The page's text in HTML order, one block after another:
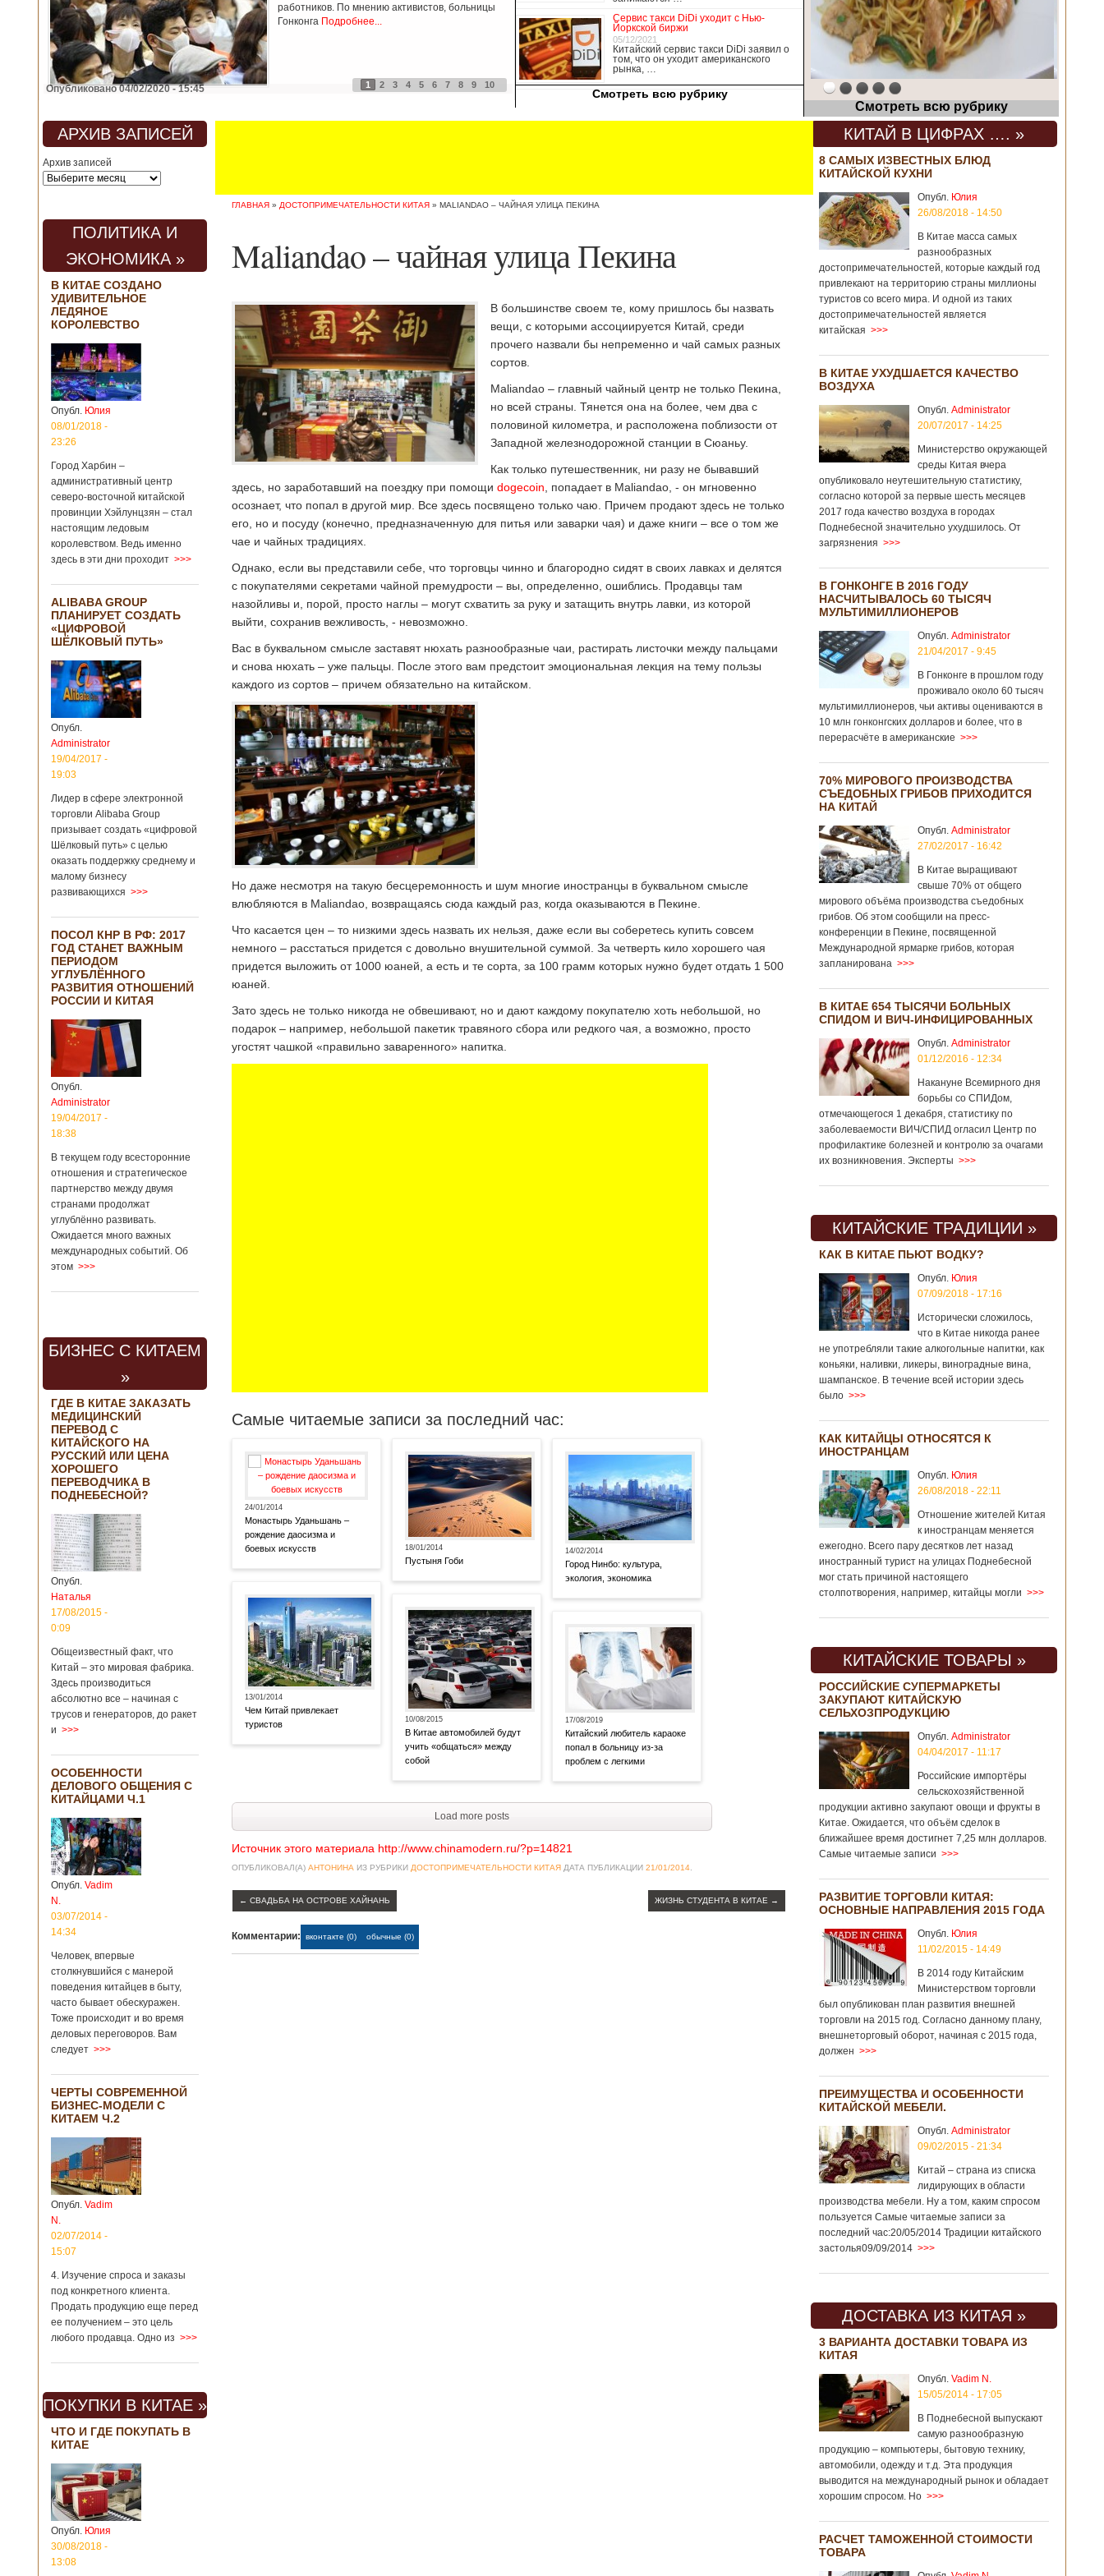
работников. По мнению активистов, больницы
Гонконга Подробнее...
Опубликовано 04/02/2020 - 15:45
прошлом году размер импорта из Китая
Подробнее...
Опубликовано 21/02/2019 - 22:30
1 2 3 4 5 6 7 8 9 10
Сервис такси DiDi уходит с Нью-
Йоркской биржи
05/12/2021
Китайский сервис такси DiDi заявил о
том, что он уходит американского
рынка, …
Смотреть всю рубрику
Смотреть всю рубрику
АРХИВ ЗАПИСЕЙ
Архив записей
ПОЛИТИКА И
ЭКОНОМИКА »
В КИТАЕ СОЗДАНО
УДИВИТЕЛЬНОЕ
ЛЕДЯНОЕ
КОРОЛЕВСТВО
Опубл. Юлия
08/01/2018 -
23:26
Город Харбин –
административный центр
северо-восточной китайской
провинции Хэйлунцзян – стал
настоящим ледовым
королевством. Ведь именно
здесь в эти дни проходит >>>
ALIBABA GROUP
ПЛАНИРУЕТ СОЗДАТЬ
«ЦИФРОВОЙ
ШЁЛКОВЫЙ ПУТЬ»
Опубл.
Administrator
19/04/2017 -
19:03
Лидер в сфере электронной
торговли Alibaba Group
призывает создать «цифровой
Шёлковый путь» с целью
оказать поддержку среднему и
малому бизнесу
развивающихся >>>
ПОСОЛ КНР В РФ: 2017
ГОД СТАНЕТ ВАЖНЫМ
ПЕРИОДОМ
УГЛУБЛЁННОГО
РАЗВИТИЯ ОТНОШЕНИЙ
РОССИИ И КИТАЯ
Опубл.
Administrator
19/04/2017 -
18:38
В текущем году всесторонние
отношения и стратегическое
партнерство между двумя
странами продолжат
углублённо развивать.
Ожидается много важных
международных событий. Об
этом >>>
БИЗНЕС С КИТАЕМ
»
ГДЕ В КИТАЕ ЗАКАЗАТЬ
МЕДИЦИНСКИЙ
ПЕРЕВОД С
КИТАЙСКОГО НА
РУССКИЙ ИЛИ ЦЕНА
ХОРОШЕГО
ПЕРЕВОДЧИКА В
ПОДНЕБЕСНОЙ?
Опубл.
Наталья
17/08/2015 -
0:09
Общеизвестный факт, что
Китай – это мировая фабрика.
Здесь производиться
абсолютно все – начиная с
трусов и генераторов, до ракет
и >>>
ОСОБЕННОСТИ
ДЕЛОВОГО ОБЩЕНИЯ С
КИТАЙЦАМИ Ч.1
Опубл. Vadim
N.
03/07/2014 -
14:34
Человек, впервые
столкнувшийся с манерой
поведения китайцев в быту,
часто бывает обескуражен.
Тоже происходит и во время
деловых переговоров. Вам
следует >>>
ЧЕРТЫ СОВРЕМЕННОЙ
БИЗНЕС-МОДЕЛИ С
КИТАЕМ Ч.2
Опубл. Vadim
N.
02/07/2014 -
15:07
4. Изучение спроса и заказы
под конкретного клиента.
Продать продукцию еще перед
ее получением – это цель
любого продавца. Одно из >>>
ПОКУПКИ В КИТАЕ »
ЧТО И ГДЕ ПОКУПАТЬ В
КИТАЕ
Опубл. Юлия
30/08/2018 -
13:08
ГЛАВНАЯ » ДОСТОПРИМЕЧАТЕЛЬНОСТИ КИТАЯ » MALIANDAO – ЧАЙНАЯ УЛИЦА ПЕКИНА
Maliandao – чайная улица Пекина
В большинстве своем те, кому пришлось бы назвать
вещи, с которыми ассоциируется Китай, среди
прочего назвали бы непременно и чай самых разных
сортов.
Maliandao – главный чайный центр не только Пекина,
но всей страны. Тянется она на более, чем два с
половиной километра, и расположена поблизости от
Западной железнодорожной станции в Сюаньу.
Как только путешественник, ни разу не бывавший
здесь, но заработавший на поездку при помощи dogecoin , попадает в Maliandao, - он мгновенно
осознает, что попал в другой мир. Все здесь посвящено только чаю. Причем продают здесь не только
его, но и посуду (конечно, предназначенную для питья или заварки чая) и даже книги – все о том же
чае и чайных традициях.
Однако, если вы представили себе, что торговцы чинно и благородно сидят в своих лавках и делятся
с покупателями секретами чайной премудрости – вы, определенно, ошиблись. Продавцы там
назойливы и, порой, просто наглы – могут схватить за руку и затащить внутрь лавки, из которой
выйти, сохранив вежливость, - невозможно.
Вас в буквальном смысле заставят нюхать разнообразные чаи, растирать листочки между пальцами
и снова нюхать – уже пальцы. После этого вам предстоит эмоциональная лекция на тему пользы
каждого из сортов – причем обязательно на китайском.
Но даже несмотря на такую бесцеремонность и шум многие иностранцы в буквальном смысле
влюбляются в Maliandao, возвращаясь сюда каждый раз, когда оказываются в Пекине.
Что касается цен – то низкими здесь назвать их нельзя, даже если вы соберетесь купить совсем
немного – расстаться придется с довольно внушительной суммой. За четверть кило хорошего чая
придется выложить от 1000 юаней, а есть и те сорта, за 100 грамм которых нужно будет отдать 1 500
юаней.
Зато здесь не только никогда не обвешивают, но и дают каждому покупателю хоть небольшой, но
подарок – например, небольшой пакетик травяного сбора или редкого чая, а возможно, просто
угостят чашкой «правильно заваренного» напитка.
Самые читаемые записи за последний час:
24/01/2014
Монастырь Уданьшань –
рождение даосизма и
боевых искусств
13/01/2014
Чем Китай привлекает
туристов
18/01/2014
Пустыня Гоби
10/08/2015
В Китае автомобилей будут
учить «общаться» между
собой
14/02/2014
Город Нинбо: культура,
экология, экономика
17/08/2019
Китайский любитель караоке
попал в больницу из-за
проблем с легкими
Load more posts
Источник этого материала http://www.chinamodern.ru/?p=14821
ОПУБЛИКОВАЛ(А) АНТОНИНА ИЗ РУБРИКИ ДОСТОПРИМЕЧАТЕЛЬНОСТИ КИТАЯ ДАТА ПУБЛИКАЦИИ 21/01/2014
← СВАДЬБА НА ОСТРОВЕ ХАЙНАНЬ ЖИЗНЬ СТУДЕНТА В КИТАЕ →
Комментарии: вконтакте (0) обычные (0)
КИТАЙ В ЦИФРАХ …. »
8 САМЫХ ИЗВЕСТНЫХ БЛЮД
КИТАЙСКОЙ КУХНИ
Опубл. Юлия
26/08/2018 - 14:50
В Китае масса самых
разнообразных
достопримечательностей, которые каждый год
привлекают на территорию страны миллионы
туристов со всего мира. И одной из таких
достопримечательностей является
китайская >>>
В КИТАЕ УХУДШАЕТСЯ КАЧЕСТВО
ВОЗДУХА
Опубл. Administrator
20/07/2017 - 14:25
Министерство окружающей
среды Китая вчера
опубликовало неутешительную статистику,
согласно которой за первые шесть месяцев
2017 года качество воздуха в городах
Поднебесной значительно ухудшилось. От
загрязнения >>>
В ГОНКОНГЕ В 2016 ГОДУ
НАСЧИТЫВАЛОСЬ 60 ТЫСЯЧ
МУЛЬТИМИЛЛИОНЕРОВ
Опубл. Administrator
21/04/2017 - 9:45
В Гонконге в прошлом году
проживало около 60 тысяч
мультимиллионеров, чьи активы оцениваются в
10 млн гонконгских долларов и более, что в
перерасчёте в американские >>>
70% МИРОВОГО ПРОИЗВОДСТВА
СЪЕДОБНЫХ ГРИБОВ ПРИХОДИТСЯ
НА КИТАЙ
Опубл. Administrator
27/02/2017 - 16:42
В Китае выращивают
свыше 70% от общего
мирового объёма производства съедобных
грибов. Об этом сообщили на пресс-
конференции в Пекине, посвященной
Международной ярмарке грибов, которая
запланирована >>>
В КИТАЕ 654 ТЫСЯЧИ БОЛЬНЫХ
СПИДОМ И ВИЧ-ИНФИЦИРОВАННЫХ
Опубл. Administrator
01/12/2016 - 12:34
Накануне Всемирного дня
борьбы со СПИДом,
отмечающегося 1 декабря, статистику по
заболеваемости ВИЧ/СПИД огласил Центр по
профилактике болезней и контролю за очагами
их возникновения. Эксперты >>>
КИТАЙСКИЕ ТРАДИЦИИ »
КАК В КИТАЕ ПЬЮТ ВОДКУ?
Опубл. Юлия
07/09/2018 - 17:16
Исторически сложилось,
что в Китае никогда ранее
не употребляли такие алкогольные напитки, как
коньяки, наливки, ликеры, виноградные вина,
шампанское. В течение всей истории здесь
было >>>
КАК КИТАЙЦЫ ОТНОСЯТСЯ К
ИНОСТРАНЦАМ
Опубл. Юлия
26/08/2018 - 22:11
Отношение жителей Китая
к иностранцам меняется
ежегодно. Всего пару десятков лет назад
иностранный турист на улицах Поднебесной
мог стать причиной настоящего
столпотворения, например, китайцы могли >>>
КИТАЙСКИЕ ТОВАРЫ »
РОССИЙСКИЕ СУПЕРМАРКЕТЫ
ЗАКУПАЮТ КИТАЙСКУЮ
СЕЛЬХОЗПРОДУКЦИЮ
Опубл. Administrator
04/04/2017 - 11:17
Российские импортёры
сельскохозяйственной
продукции активно закупают овощи и фрукты в
Китае. Ожидается, что объём сделок в
ближайшее время достигнет 7,25 млн долларов.
Самые читаемые записи >>>
РАЗВИТИЕ ТОРГОВЛИ КИТАЯ:
ОСНОВНЫЕ НАПРАВЛЕНИЯ 2015 ГОДА
Опубл. Юлия
11/02/2015 - 14:49
В 2014 году Китайским
Министерством торговли
был опубликован план развития внешней
торговли на 2015 год. Согласно данному плану,
внешнеторговый оборот, начиная с 2015 года,
должен >>>
ПРЕИМУЩЕСТВА И ОСОБЕННОСТИ
КИТАЙСКОЙ МЕБЕЛИ.
Опубл. Administrator
09/02/2015 - 21:34
Китай – страна из списка
лидирующих в области
производства мебели. Ну а том, каким спросом
пользуется Самые читаемые записи за
последний час:20/05/2014 Традиции китайского
застолья09/09/2014 >>>
ДОСТАВКА ИЗ КИТАЯ »
3 ВАРИАНТА ДОСТАВКИ ТОВАРА ИЗ
КИТАЯ
Опубл. Vadim N.
15/05/2014 - 17:05
В Поднебесной выпускают
самую разнообразную
продукцию – компьютеры, бытовую технику,
автомобили, одежду и т.д. Эта продукция
выводится на международный рынок и обладает
хорошим спросом. Но >>>
РАСЧЕТ ТАМОЖЕННОЙ СТОИМОСТИ
ТОВАРА